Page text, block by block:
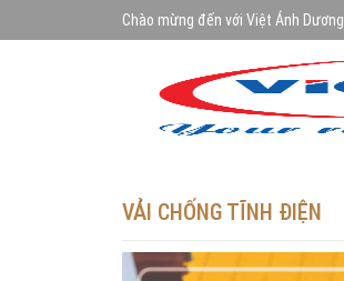
Chào mừng đến với Việt Ánh Dương
VẢI CHỐNG TĨNH ĐIỆN